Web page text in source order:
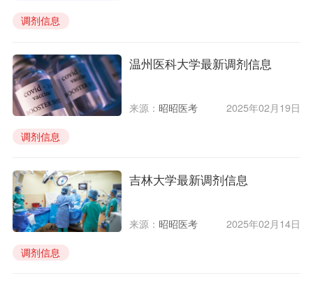
调剂信息
温州医科大学最新调剂信息
来源： 昭昭医考 2025年02月19日
调剂信息
吉林大学最新调剂信息
来源： 昭昭医考 2025年02月14日
调剂信息